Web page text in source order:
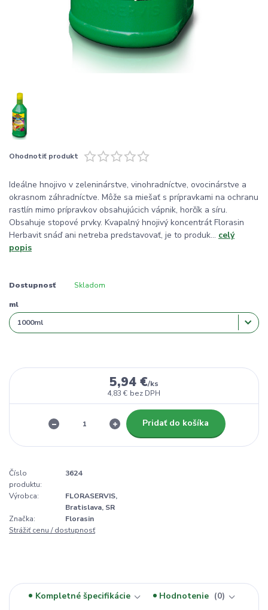
Ohodnotiť produkt
Ideálne hnojivo v zeleninárstve, vinohradníctve, ovocinárstve a
okrasnom záhradníctve. Môže sa miešať s prípravkami na ochranu
rastlín mimo prípravkov obsahujúcich vápnik, horčík a síru.
Obsahuje stopové prvky. Kvapalný hnojivý koncentrát Florasin
Herbavit snáď ani netreba predstavovať, je to produk... celý
popis
Dostupnosť Skladom
ml
5,94 €/ks
4,83 € bez DPH
Pridať do košíka
Číslo
produktu:
3624
Výrobca:
FLORASERVIS,
Bratislava, SR
Značka:
Florasin
Strážiť cenu / dostupnosť
Kompletné špecifikácie Hodnotenie
0